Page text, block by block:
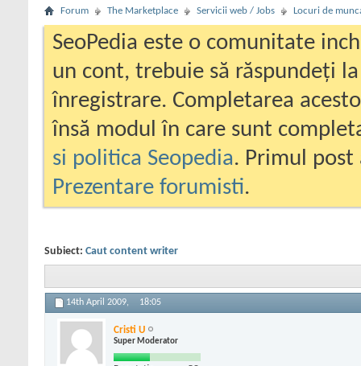
Forum The Marketplace Servicii web / Jobs Locuri de
SeoPedia este o comunitate
un cont, trebuie să răspundeți
înregistrare. Completarea
însă modul în care sunt
si politica Seopedia. Primul
Prezentare forumisti.
Subiect: Caut content writer
14th April 2009, 18:05
Cristi U
Super Moderator